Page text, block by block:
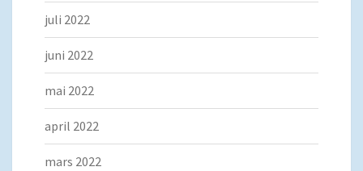
juli 2022
juni 2022
mai 2022
april 2022
mars 2022